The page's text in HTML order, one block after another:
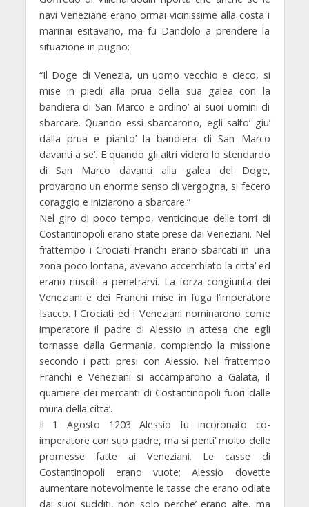
navi Veneziane erano ormai vicinissime alla costa i
marinai esitavano, ma fu Dandolo a prendere la
situazione in pugno:
“Il Doge di Venezia, un uomo vecchio e cieco, si
mise in piedi alla prua della sua galea con la
bandiera di San Marco e ordino’ ai suoi uomini di
sbarcare. Quando essi sbarcarono, egli salto’ giu’
dalla prua e pianto’ la bandiera di San Marco
davanti a se’. E quando gli altri videro lo stendardo
di San Marco davanti alla galea del Doge,
provarono un enorme senso di vergogna, si fecero
coraggio e iniziarono a sbarcare.”
Nel giro di poco tempo, venticinque delle torri di
Costantinopoli erano state prese dai Veneziani. Nel
frattempo i Crociati Franchi erano sbarcati in una
zona poco lontana, avevano accerchiato la citta’ ed
erano riusciti a penetrarvi. La forza congiunta dei
Veneziani e dei Franchi mise in fuga l’imperatore
Isacco. I Crociati ed i Veneziani nominarono come
imperatore il padre di Alessio in attesa che egli
tornasse dalla Germania, compiendo la missione
secondo i patti presi con Alessio. Nel frattempo
Franchi e Veneziani si accamparono a Galata, il
quartiere dei mercanti di Costantinopoli fuori dalle
mura della citta’.
Il 1 Agosto 1203 Alessio fu incoronato co-
imperatore con suo padre, ma si penti’ molto delle
promesse fatte ai Veneziani. Le casse di
Costantinopoli erano vuote; Alessio dovette
aumentare notevolmente le tasse che erano odiate
dai suoi sudditi, non solo perche’ erano alte, ma